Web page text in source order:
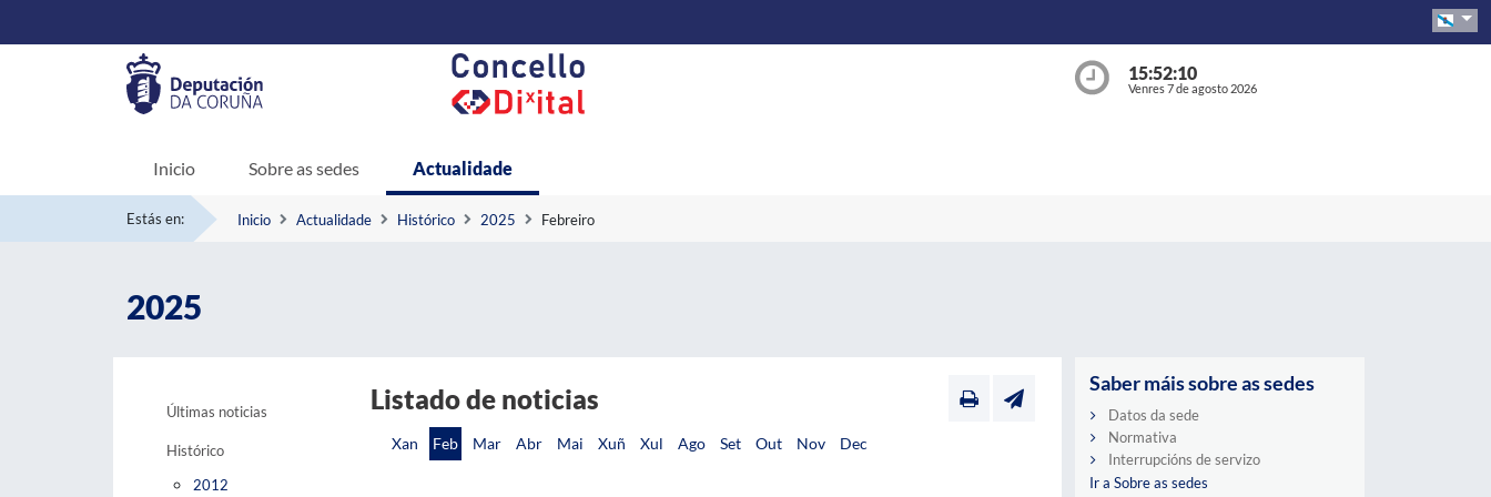
15:52:11
Venres 7 de agosto 2026
Inicio Sobre as sedes Actualidade
Estás en: Inicio Actualidade Histórico 2025 Febreiro
2025
Últimas noticias
Histórico
2012
Listado de noticias
Xan Feb Mar Abr Mai Xuñ Xul Ago Set Out Nov Dec
Saber máis sobre as sedes
Datos da sede
Normativa
Interrupcións de servizo
Ir a Sobre as sedes